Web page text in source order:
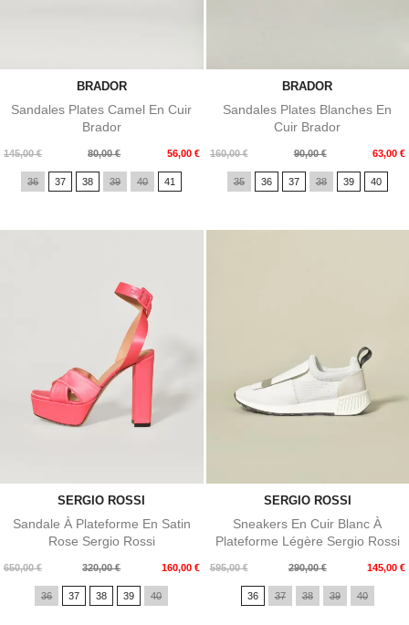
BRADOR
Sandales Plates Camel En Cuir
Brador
145,00 €
Prix
80,00 € 56,00 €
Prix
36 37 38 39 40 41
BRADOR
Sandales Plates Blanches En
Cuir Brador
160,00 €
Prix
90,00 € 63,00 €
Prix
35 36 37 38 39 40
SERGIO ROSSI
Sandale À Plateforme En Satin
Rose Sergio Rossi
650,00 €
Prix
320,00 € 160,00 €
Prix
36 37 38 39 40
SERGIO ROSSI
Sneakers En Cuir Blanc À
Plateforme Légère Sergio Rossi
595,00 €
Prix
290,00 € 145,00 €
Prix
36 37 38 39 40